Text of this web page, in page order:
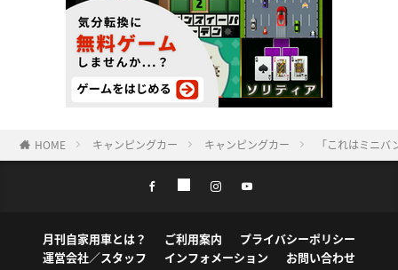
HOME キャンピングカー キャンピングカー 「これはミニ
月刊自家用車とは？ ご利用案内
プライバシーポリシー
運営会社／スタッフ
インフォメーション お問い合わせ